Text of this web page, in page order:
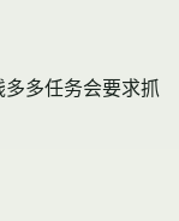
多任务会要求抓